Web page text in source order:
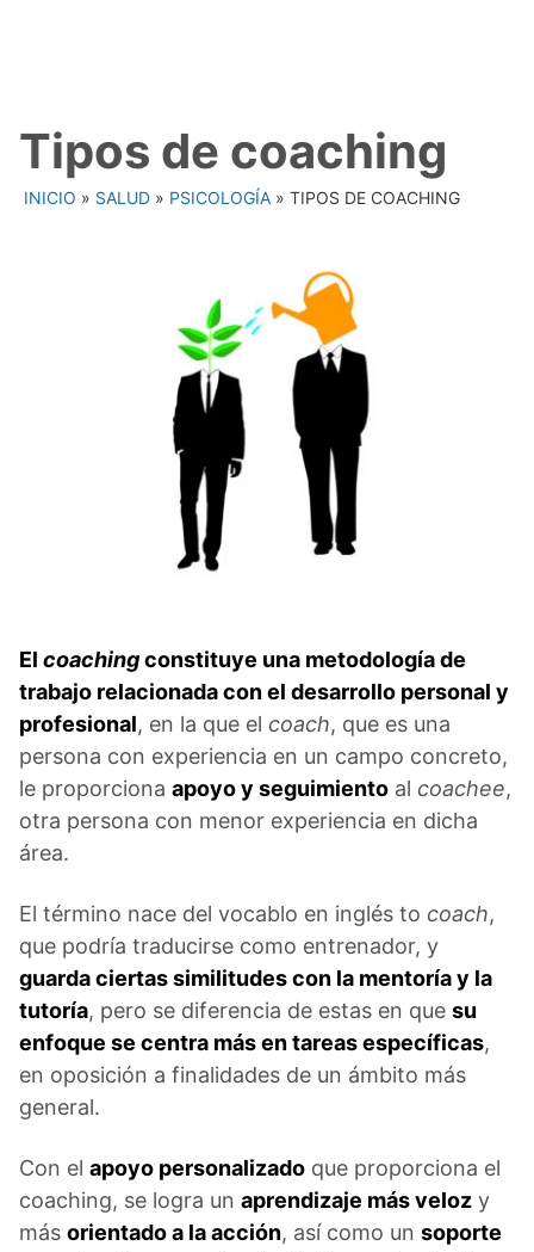
Tipos de coaching
INICIO » SALUD » PSICOLOGÍA » TIPOS DE COACHING
El coachingconstituye una metodología de
trabajo relacionada con el desarrollo personal y
profesional, en la que el coach, que es una
persona con experiencia en un campo concreto,
le proporciona apoyo y seguimiento al coachee,
otra persona con menor experiencia en dicha
área.
El término nace del vocablo en inglés to coach,
que podría traducirse como entrenador, y
guarda ciertas similitudes con la mentoría y la
tutoría, pero se diferencia de estas en que su
enfoque se centra más en tareas específicas,
en oposición a finalidades de un ámbito más
general.
Con el apoyo personalizado que proporciona el
coaching, se logra un aprendizaje más veloz y
más orientado a la acción, así como un soporte